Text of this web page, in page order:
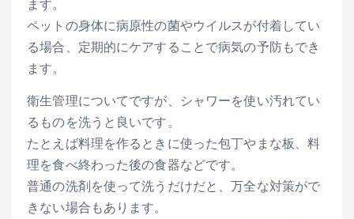
ます。
ペットの身体に病原性の菌やウイルスが付着してい
る場合、定期的にケアすることで病気の予防もでき
ます。
衛生管理についてですが、シャワーを使い汚れてい
るものを洗うと良いです。
たとえば料理を作るときに使った包丁やまな板、料
理を食べ終わった後の食器などです。
普通の洗剤を使って洗うだけだと、万全な対策がで
きない場合もあります。